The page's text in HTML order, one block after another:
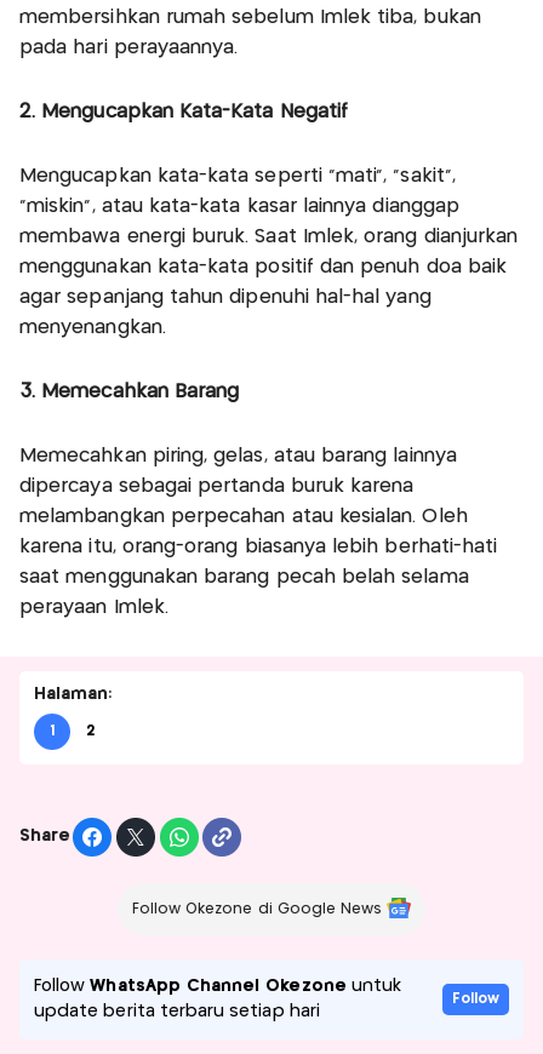
membersihkan rumah sebelum Imlek tiba, bukan
pada hari perayaannya.
2. Mengucapkan Kata-Kata Negatif
Mengucapkan kata-kata seperti “mati”, “sakit”,
“miskin”, atau kata-kata kasar lainnya dianggap
membawa energi buruk. Saat Imlek, orang dianjurkan
menggunakan kata-kata positif dan penuh doa baik
agar sepanjang tahun dipenuhi hal-hal yang
menyenangkan.
3. Memecahkan Barang
Memecahkan piring, gelas, atau barang lainnya
dipercaya sebagai pertanda buruk karena
melambangkan perpecahan atau kesialan. Oleh
karena itu, orang-orang biasanya lebih berhati-hati
saat menggunakan barang pecah belah selama
perayaan Imlek.
Halaman:
1 2
Share
Follow Okezone di Google News
FollowWhatsApp Channel Okezone untuk
update berita terbaru setiap hari
Follow